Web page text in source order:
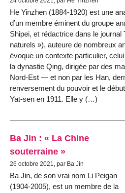
He Yinzhen (1884-1920) est une
d’un membre éminent du groupe
Shipei, et rédactrice dans le journal
naturels »), auteure de nombreux
évoque un contexte particulier,
la dynastie Qing, dirigée par des
Nord-Est — et non par les Han,
renversement du pouvoir et le
Yat-sen en 1911. Elle y (…)
Ba Jin : « La Chine
souterraine »
26 octobre 2021, par Ba Jin
Ba Jin, de son vrai nom Li Peigan
(1904-2005), est un membre de la